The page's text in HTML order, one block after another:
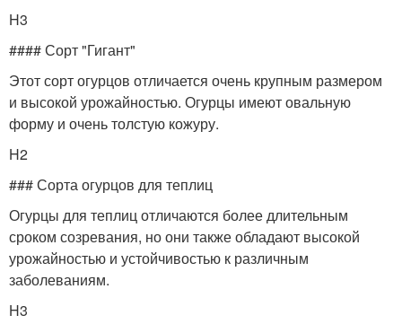
H3
#### Сорт "Гигант"
Этот сорт огурцов отличается очень крупным размером
и высокой урожайностью. Огурцы имеют овальную
форму и очень толстую кожуру.
H2
### Сорта огурцов для теплиц
Огурцы для теплиц отличаются более длительным
сроком созревания, но они также обладают высокой
урожайностью и устойчивостью к различным
заболеваниям.
H3